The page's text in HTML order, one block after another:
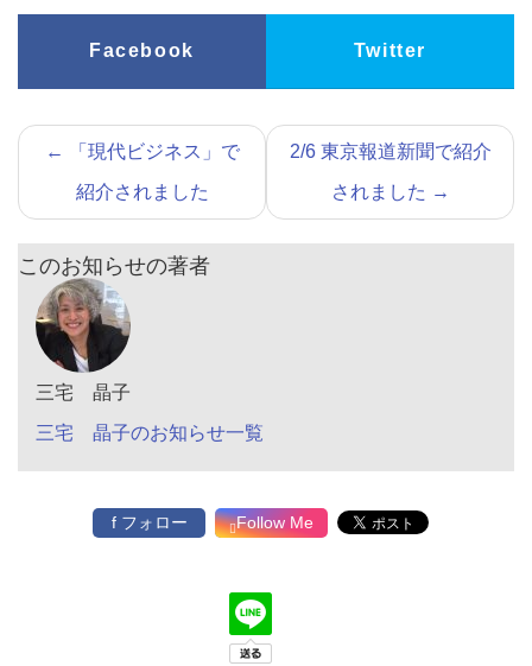
Facebook Twitter
←
「現代ビジネス」で
紹介されました
2/6 東京報道新聞で紹介
されました →
このお知らせの著者
三宅 晶子
三宅 晶子のお知らせ一覧
f フォロー Follow Me